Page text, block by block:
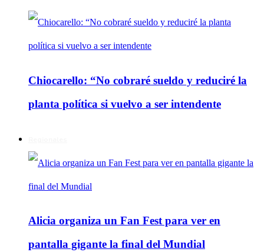
Chiocarello: “No cobraré sueldo y reduciré la
planta política si vuelvo a ser intendente
Alicia organiza un Fan Fest para ver en
pantalla gigante la final del Mundial